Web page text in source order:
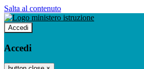
Salta al contenuto
Accedi
Accedi